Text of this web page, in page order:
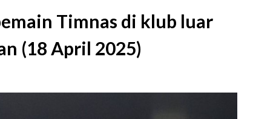
Timnas di klub luar
(18 April 2025)